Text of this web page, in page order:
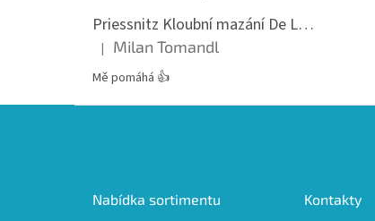
Priessnitz Kloubní mazání De Luxe, 200ml
Hodnocení produktu je 5 z 5 hvězdiček.
| Milan Tomandl
Mě pomáhá 👍
Nabídka sortimentu Kontakty